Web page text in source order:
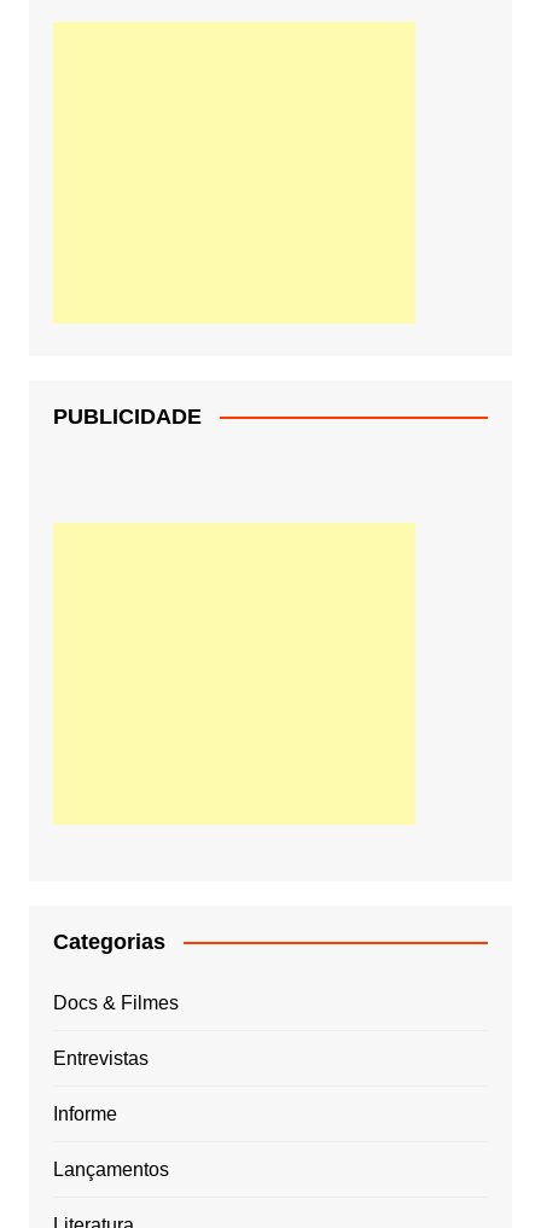
PUBLICIDADE
Categorias
Docs & Filmes
Entrevistas
Informe
Lançamentos